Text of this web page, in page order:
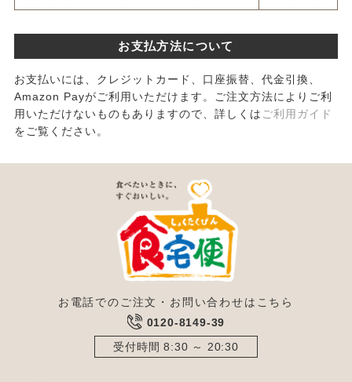
お支払方法について
お支払いには、クレジットカード、口座振替、代金引換、
Amazon Payがご利用いただけます。ご注文方法によりご利
用いただけないものもありますので、詳しくは ご利用ガイド
をご覧ください。
お電話でのご注文・お問い合わせはこちら
0120-8149-39
受付時間 8:30 ～ 20:30